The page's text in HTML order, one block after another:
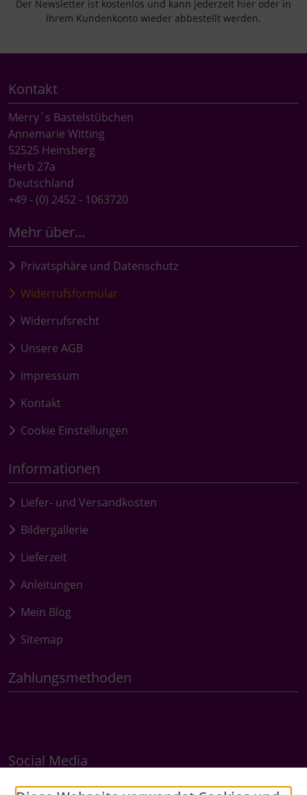
Der Newsletter ist kostenlos und kann jederzeit hier oder in
Ihrem Kundenkonto wieder abbestellt werden.
Kontakt
Merry`s Bastelstübchen
Annemarie Witting
52525 Heinsberg
Herb 27a
Deutschland
+49 - (0) 2452 - 1063720
Mehr über...
Privatsphäre und Datenschutz
Widerrufsformular
Widerrufsrecht
Unsere AGB
Impressum
Kontakt
Cookie Einstellungen
Informationen
Liefer- und Versandkosten
Bildergallerie
Lieferzeit
Anleitungen
Mein Blog
Sitemap
Zahlungsmethoden
Social Media